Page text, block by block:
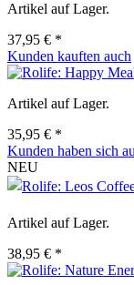
Artikel auf Lager.
37,95 € *
Kunden kauften auch
Artikel auf Lager.
35,95 € *
Kunden haben sich
NEU
Artikel auf Lager.
38,95 € *